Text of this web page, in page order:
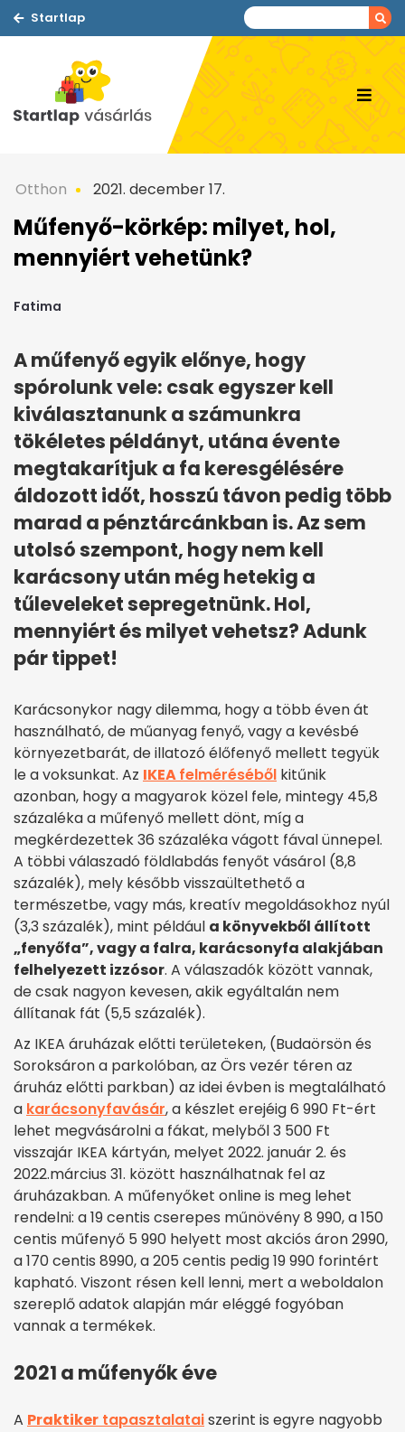
Startlap
Otthon 2021. december 17.
Műfenyő-körkép: milyet, hol,
mennyiért vehetünk?
Fatima
A műfenyő egyik előnye, hogy
spórolunk vele: csak egyszer kell
kiválasztanunk a számunkra
tökéletes példányt, utána évente
megtakarítjuk a fa keresgélésére
áldozott időt, hosszú távon pedig több
marad a pénztárcánkban is. Az sem
utolsó szempont, hogy nem kell
karácsony után még hetekig a
tűleveleket sepregetnünk. Hol,
mennyiért és milyet vehetsz? Adunk
pár tippet!
Karácsonykor nagy dilemma, hogy a több éven át
használható, de műanyag fenyő, vagy a kevésbé
környezetbarát, de illatozó élőfenyő mellett tegyük
le a voksunkat. Az IKEAfelméréséből kitűnik
azonban, hogy a magyarok közel fele, mintegy 45,8
százaléka a műfenyő mellett dönt, míg a
megkérdezettek 36 százaléka vágott fával ünnepel.
A többi válaszadó földlabdás fenyőt vásárol (8,8
százalék), mely később visszaültethető a
természetbe, vagy más, kreatív megoldásokhoz nyúl
(3,3 százalék), mint például a könyvekből állított
„fenyőfa”, vagy a falra, karácsonyfa alakjában
felhelyezett izzósor. A válaszadók között vannak,
de csak nagyon kevesen, akik egyáltalán nem
állítanak fát (5,5 százalék).
Az IKEA áruházak előtti területeken, (Budaörsön és
Soroksáron a parkolóban, az Örs vezér téren az
áruház előtti parkban) az idei évben is megtalálható
a karácsonyfavásár, a készlet erejéig 6 990 Ft-ért
lehet megvásárolni a fákat, melyből 3 500 Ft
visszajár IKEA kártyán, melyet 2022. január 2. és
2022.március 31. között használhatnak fel az
áruházakban. A műfenyőket online is meg lehet
rendelni: a 19 centis cserepes műnövény 8 990, a 150
centis műfenyő 5 990 helyett most akciós áron 2990,
a 170 centis 8990, a 205 centis pedig 19 990 forintért
kapható. Viszont résen kell lenni, mert a weboldalon
szereplő adatok alapján már eléggé fogyóban
vannak a termékek.
2021 a műfenyők éve
A Praktiker tapasztalataiszerint is egyre nagyobb